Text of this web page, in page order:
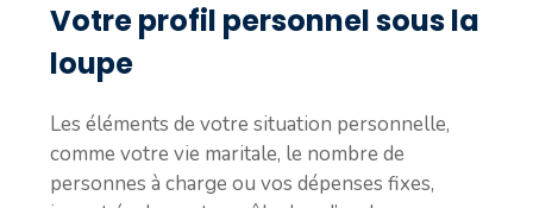
Votre profil personnel sous la
loupe
Les éléments de votre situation personnelle,
comme votre vie maritale, le nombre de
personnes à charge ou vos dépenses fixes,